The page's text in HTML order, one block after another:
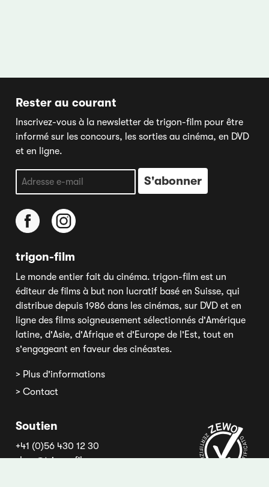
Rester au courant
Inscrivez-vous à la newsletter de trigon-film pour être
informé sur les concours, les sorties au cinéma, en DVD
et en ligne.
trigon-film
Le monde entier fait du cinéma. trigon-film est un
éditeur de films à but non lucratif basé en Suisse, qui
distribue depuis 1986 dans les cinémas, sur DVD et en
ligne des films soigneusement sélectionnés d'Amérique
latine, d'Asie, d'Afrique et d'Europe de l'Est, tout en
s'engageant en faveur des cinéastes.
> Plus d'informations
> Contact
Soutien
+41 (0)56 430 12 30
shop@trigon-film.org